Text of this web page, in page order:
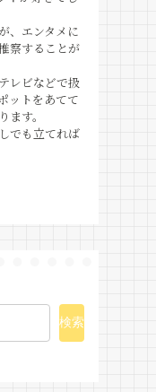
、エンタメに
察することが
レビなどで扱
ットをあてて
す。
でも立てれば
検索